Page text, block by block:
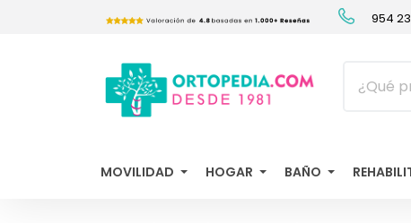
954
MOVILIDAD HOGAR BAÑO